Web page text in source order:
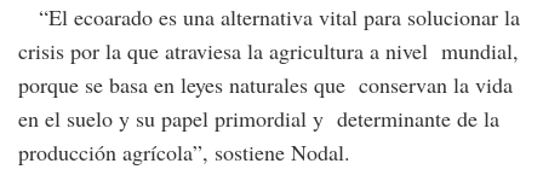
“El ecoarado es una alternativa vital para solucionar la
crisis por la que atraviesa la agricultura a nivel mundial,
porque se basa en leyes naturales que conservan la vida
en el suelo y su papel primordial y determinante de la
producción agrícola”, sostiene Nodal.